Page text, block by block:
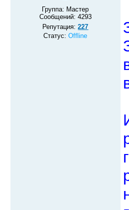
Группа: Мастер
Сообщений: 4293
Репутация:227
Статус:Offline